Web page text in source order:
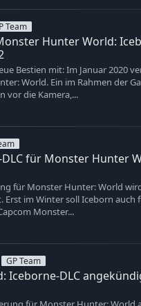
Team
Hunter World:
Bestien mit: Im Januar 2020
World. Ein im Rahmen der
vor die Kamera,...
für Monster Hunter
für Monster Hunter: World
Erst im Winter soll Iceborn auch
Monster...
GP Team
Iceborne-DLC